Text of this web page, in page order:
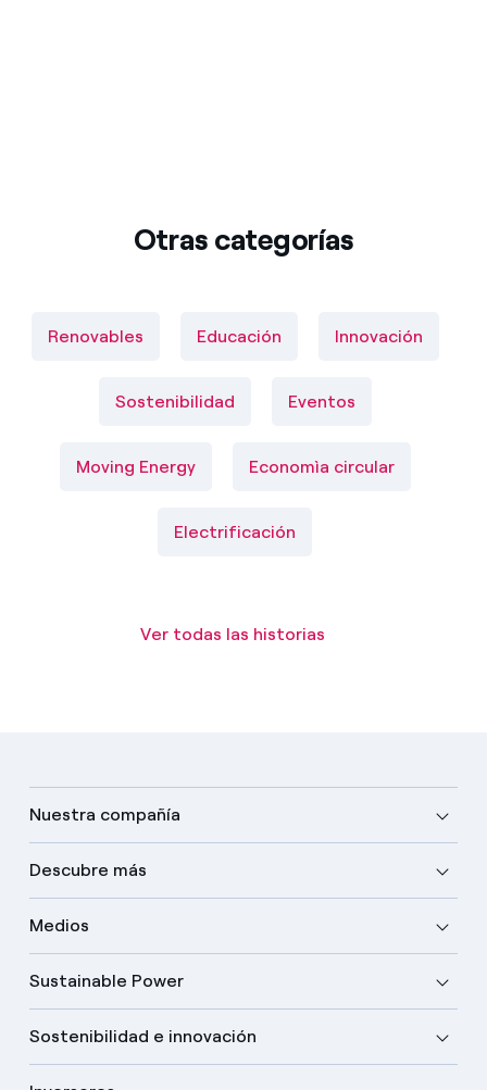
Otras categorías
Renovables Educación Innovación
Sostenibilidad Eventos
Moving Energy Economìa circular
Electrificación
Ver todas las historias
Nuestra compañía
Descubre más
Medios
Sustainable Power
Sostenibilidad e innovación